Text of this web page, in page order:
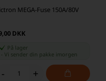
MEGA-Fuse 150A/80V
DKK
På lager
Vi sender din pakke imorgen
- +